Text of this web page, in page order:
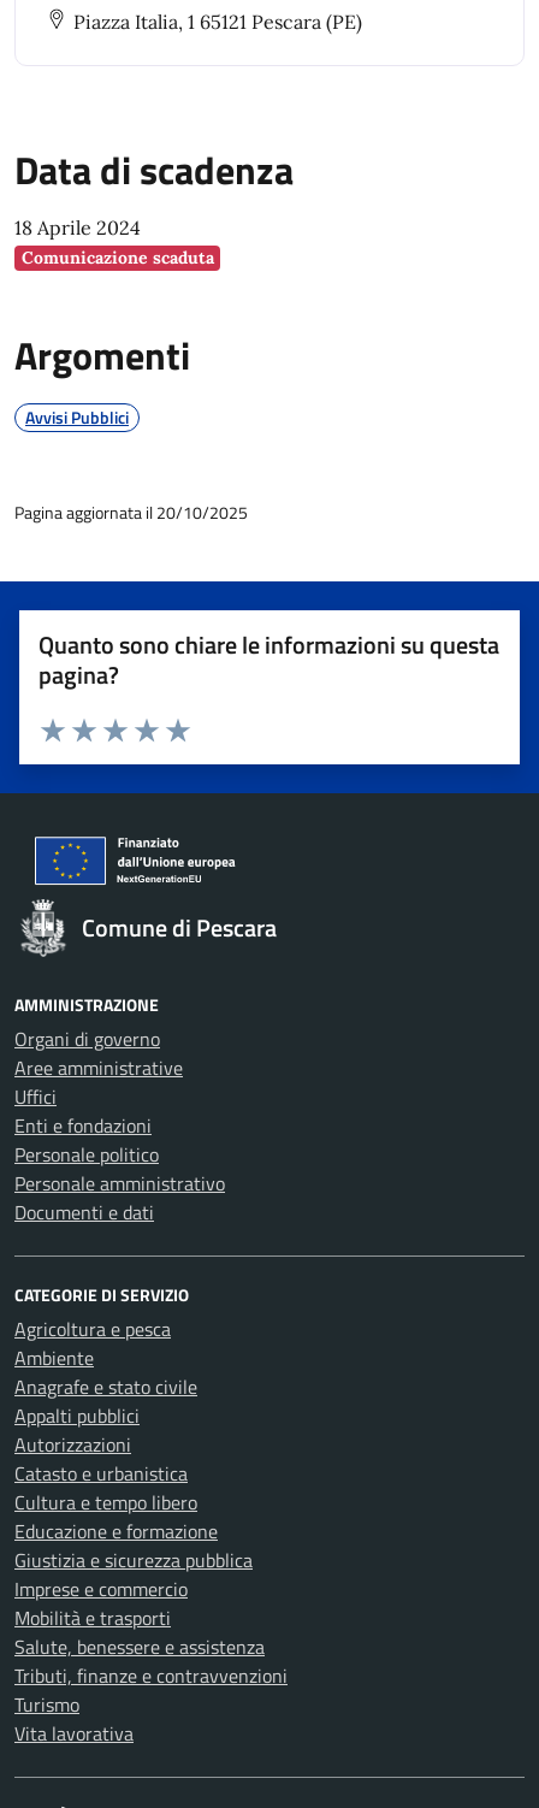
Piazza Italia, 1 65121 Pescara (PE)
Data di scadenza
18 Aprile 2024
Comunicazione scaduta
Argomenti
Avvisi Pubblici
Pagina aggiornata il 20/10/2025
Quanto sono chiare le informazioni su questa
pagina?
Valuta 5 stelle su 5
Valuta 4 stelle su 5
Valuta 3 stelle su 5
Valuta 2 stelle su 5
Valuta 1 stelle su 5
Comune di Pescara
AMMINISTRAZIONE
Organi di governo
Aree amministrative
Uffici
Enti e fondazioni
Personale politico
Personale amministrativo
Documenti e dati
CATEGORIE DI SERVIZIO
Agricoltura e pesca
Ambiente
Anagrafe e stato civile
Appalti pubblici
Autorizzazioni
Catasto e urbanistica
Cultura e tempo libero
Educazione e formazione
Giustizia e sicurezza pubblica
Imprese e commercio
Mobilità e trasporti
Salute, benessere e assistenza
Tributi, finanze e contravvenzioni
Turismo
Vita lavorativa